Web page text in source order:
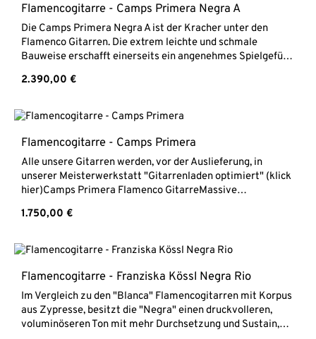
Alle unsere Gitarren werden, vor der Auslieferung, in
unserer Meisterwerkstatt "Gitarrenladen optimiert" (klick
hier) Camps M 5 S Flamenco Gitarre Massive Fichten
DeckeBoden & Zargen aus AhornEbenholz GriffbrettHals
CedroPalisander StegSattelbreite 52mmMensur
650mmTransparenter SchlagschutzLackierung hochglanz
Flamencogitarre - Camps Primera Negra A
Die Camps Primera Negra A ist der Kracher unter den
Flamenco Gitarren. Die extrem leichte und schmale
Bauweise erschafft einerseits ein angenehmes Spielgefühl
knackigen Tönen und toller Perkussion. Der Korpus aus
Variante mit Zypresse - verstärkt dies zusätzlich und
sehr vielseitige Gitarre mit schöner Optik und authentisch
spanischem Charakter.Alle unsere Gitarren werden, vor
der Auslieferung, in unserer
Meisterwerkstatt "Gitarrenladen optimiert" (klick hier)
Camps Primera Negra A Flamenco Negra Gitarre Massive
FichtendeckeBoden & Zargen aus massivem ostindischen
StegSattelbreite 51 mmMensur 650 mmTransparenter
SchlagschutzLackierung Hochglanz
Regulärer Preis:
2.390,00 €
Flamencogitarre - Camps Primera
Alle unsere Gitarren werden, vor der Auslieferung, in
unserer Meisterwerkstatt "Gitarrenladen optimiert" (klick
hier)Camps Primera Flamenco GitarreMassive
ZypresseEbenholz GriffbrettHals CedroSattelbreite 52
Regulärer Preis:
1.750,00 €
Flamencogitarre - Franziska Kössl Negra Rio
Im Vergleich zu den "Blanca" Flamencogitarren mit Korpus
aus Zypresse, besitzt die "Negra" einen druckvolleren,
voluminöseren Ton mit mehr Durchsetzung und Sustain,